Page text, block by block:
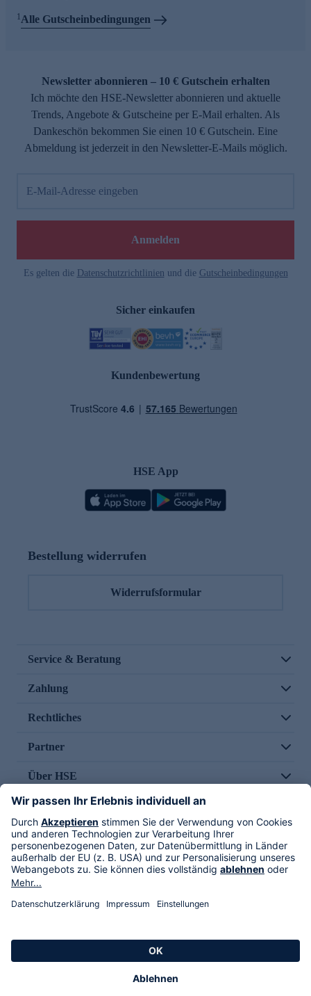
1Alle Gutscheinbedingungen
Newsletter abonnieren – 10 € Gutschein erhalten
Ich möchte den HSE-Newsletter abonnieren und aktuelle
Trends, Angebote & Gutscheine per E-Mail erhalten. Als
Dankeschön bekommen Sie einen 10 € Gutschein. Eine
Abmeldung ist jederzeit in den Newsletter-E-Mails möglich.
E-Mail-Adresse eingeben
Anmelden
Es gelten die Datenschutzrichtlinien und die Gutscheinbedingungen
Sicher einkaufen
Kundenbewertung
HSE App
Bestellung widerrufen
Widerrufsformular
Service & Beratung
Zahlung
Rechtliches
Partner
Über HSE
Im TV
HSE International